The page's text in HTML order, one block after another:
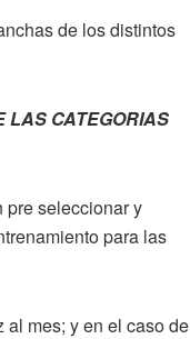
de los distintos
LAS CATEGORIAS
pre seleccionar y
para las
mes; y en el caso de